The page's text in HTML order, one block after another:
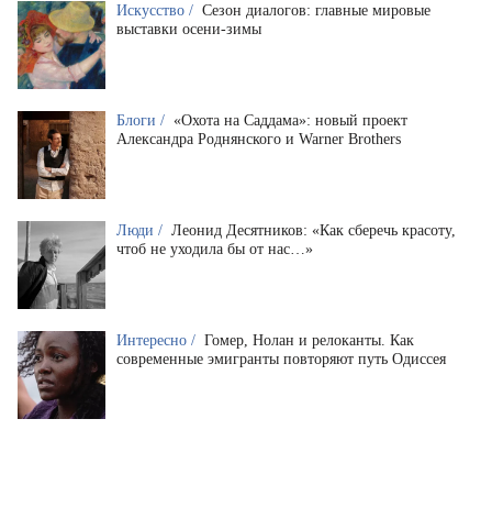
Искусство / Сезон диалогов: главные мировые
выставки осени-зимы
Блоги / «Охота на Саддама»: новый проект
Александра Роднянского и Warner Brothers
Люди / Леонид Десятников: «Как сберечь красоту,
чтоб не уходила бы от нас…»
Интересно / Гомер, Нолан и релоканты. Как
современные эмигранты повторяют путь Одиссея